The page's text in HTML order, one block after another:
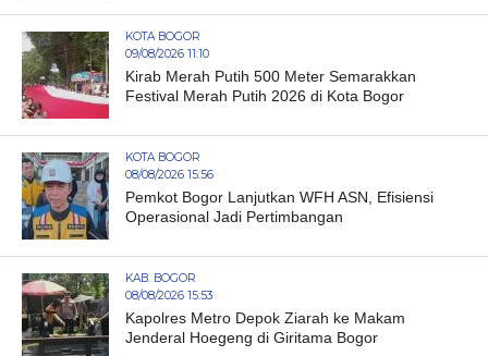
KOTA BOGOR
09/08/2026 11:10
Kirab Merah Putih 500 Meter Semarakkan
Festival Merah Putih 2026 di Kota Bogor
KOTA BOGOR
08/08/2026 15:56
Pemkot Bogor Lanjutkan WFH ASN, Efisiensi
Operasional Jadi Pertimbangan
KAB. BOGOR
08/08/2026 15:53
Kapolres Metro Depok Ziarah ke Makam
Jenderal Hoegeng di Giritama Bogor